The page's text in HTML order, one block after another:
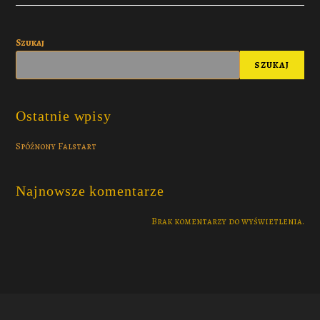
Szukaj
SZUKAJ
Ostatnie wpisy
Spóźnony Falstart
Najnowsze komentarze
Brak komentarzy do wyświetlenia.